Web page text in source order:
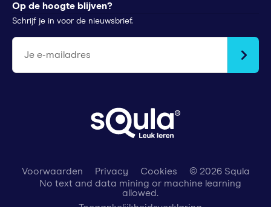
Stichtingen en goede doelen
Squla Polen
scoyo
Op de hoogte blijven?
Schrijf je in voor de nieuwsbrief.
Je e-mailadres
Voorwaarden Privacy Cookies
© 2026 Squla
No text and data mining or machine learning
allowed.